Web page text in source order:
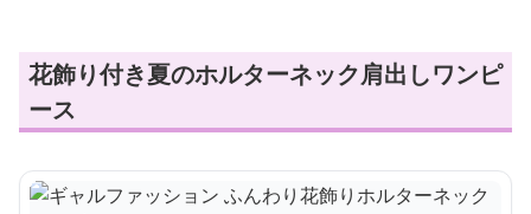
花飾り付き夏のホルターネック肩出しワンピ
ース